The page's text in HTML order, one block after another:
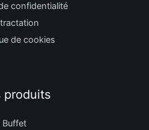
confidentialité
de cookies
produits
Buffet